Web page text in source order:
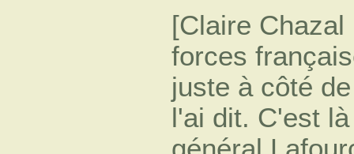
[Claire
forces
juste à côté
l'ai dit. C'est